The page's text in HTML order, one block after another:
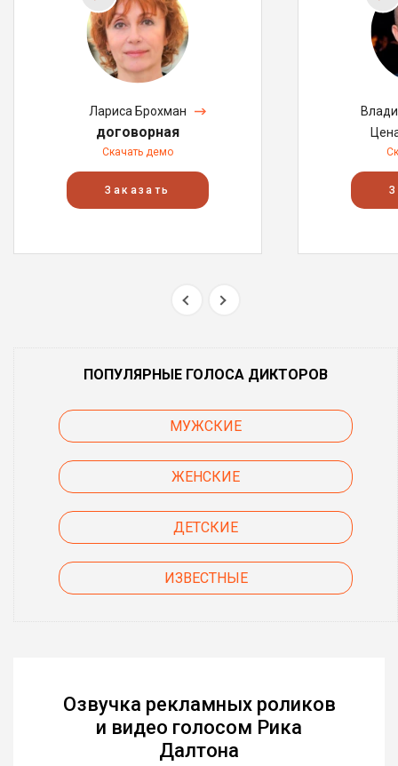
Лариса Брохман
договорная
Скачать демо
Заказать
ПОПУЛЯРНЫЕ ГОЛОСА ДИКТОРОВ
МУЖСКИЕ
ЖЕНСКИЕ
ДЕТСКИЕ
ИЗВЕСТНЫЕ
Озвучка рекламных роликов
и видео голосом Рика
Далтона